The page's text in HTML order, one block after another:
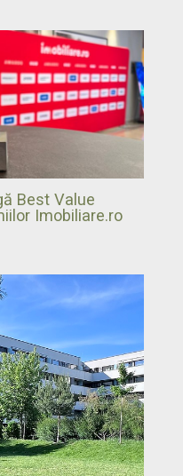
Best Value
Imobiliare.ro